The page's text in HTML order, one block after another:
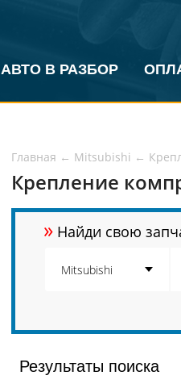
АВТО В РАЗБОР
Главная ← Mitsubishi ←
Крепление
» Найди свою
Результаты поиска